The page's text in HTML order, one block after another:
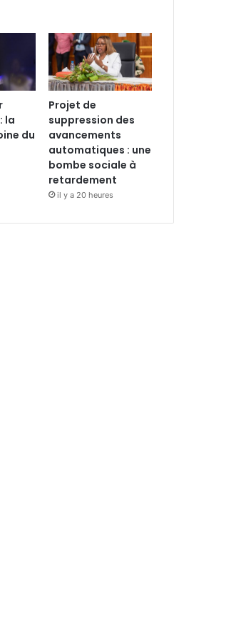
la
du
Projet de
suppression des
avancements
automatiques : une
bombe sociale à
retardement
il y a 20 heures